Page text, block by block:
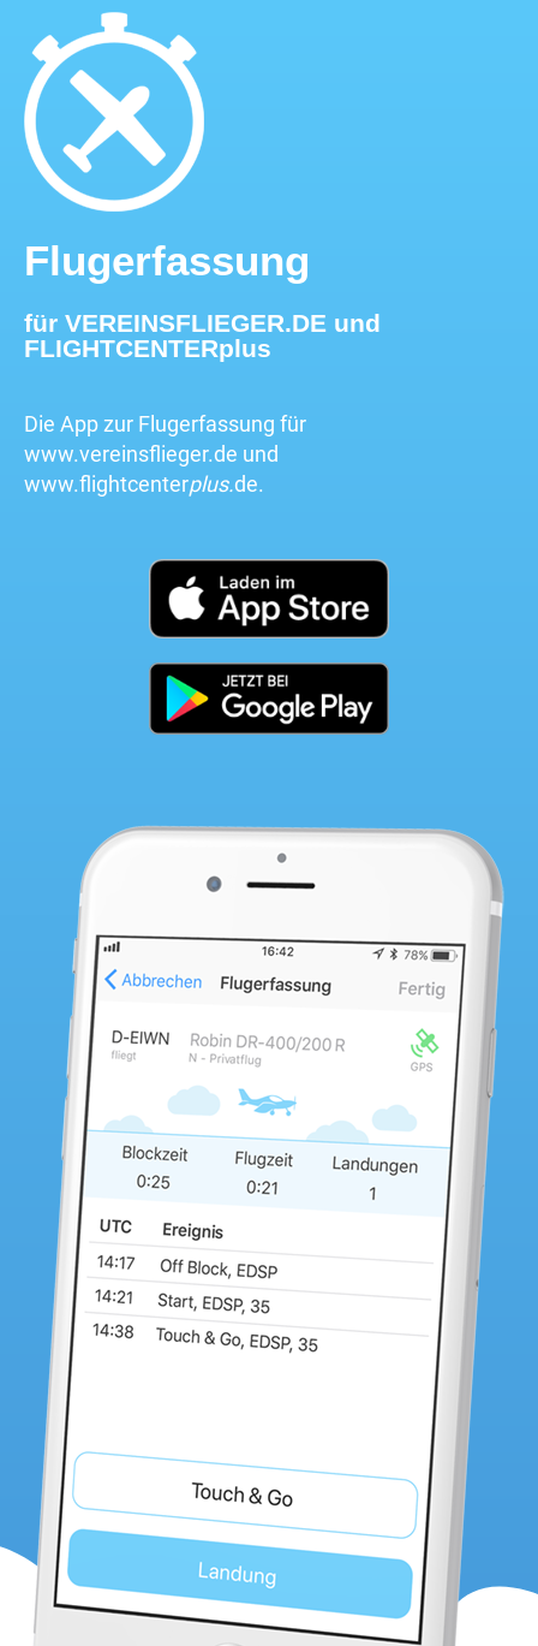
Flug­erfassung
für VEREINSFLIEGER.DE und
FLIGHTCENTERplus
Die App zur Flugerfassung für
www.vereinsflieger.de und
www.flightcenterplus.de.